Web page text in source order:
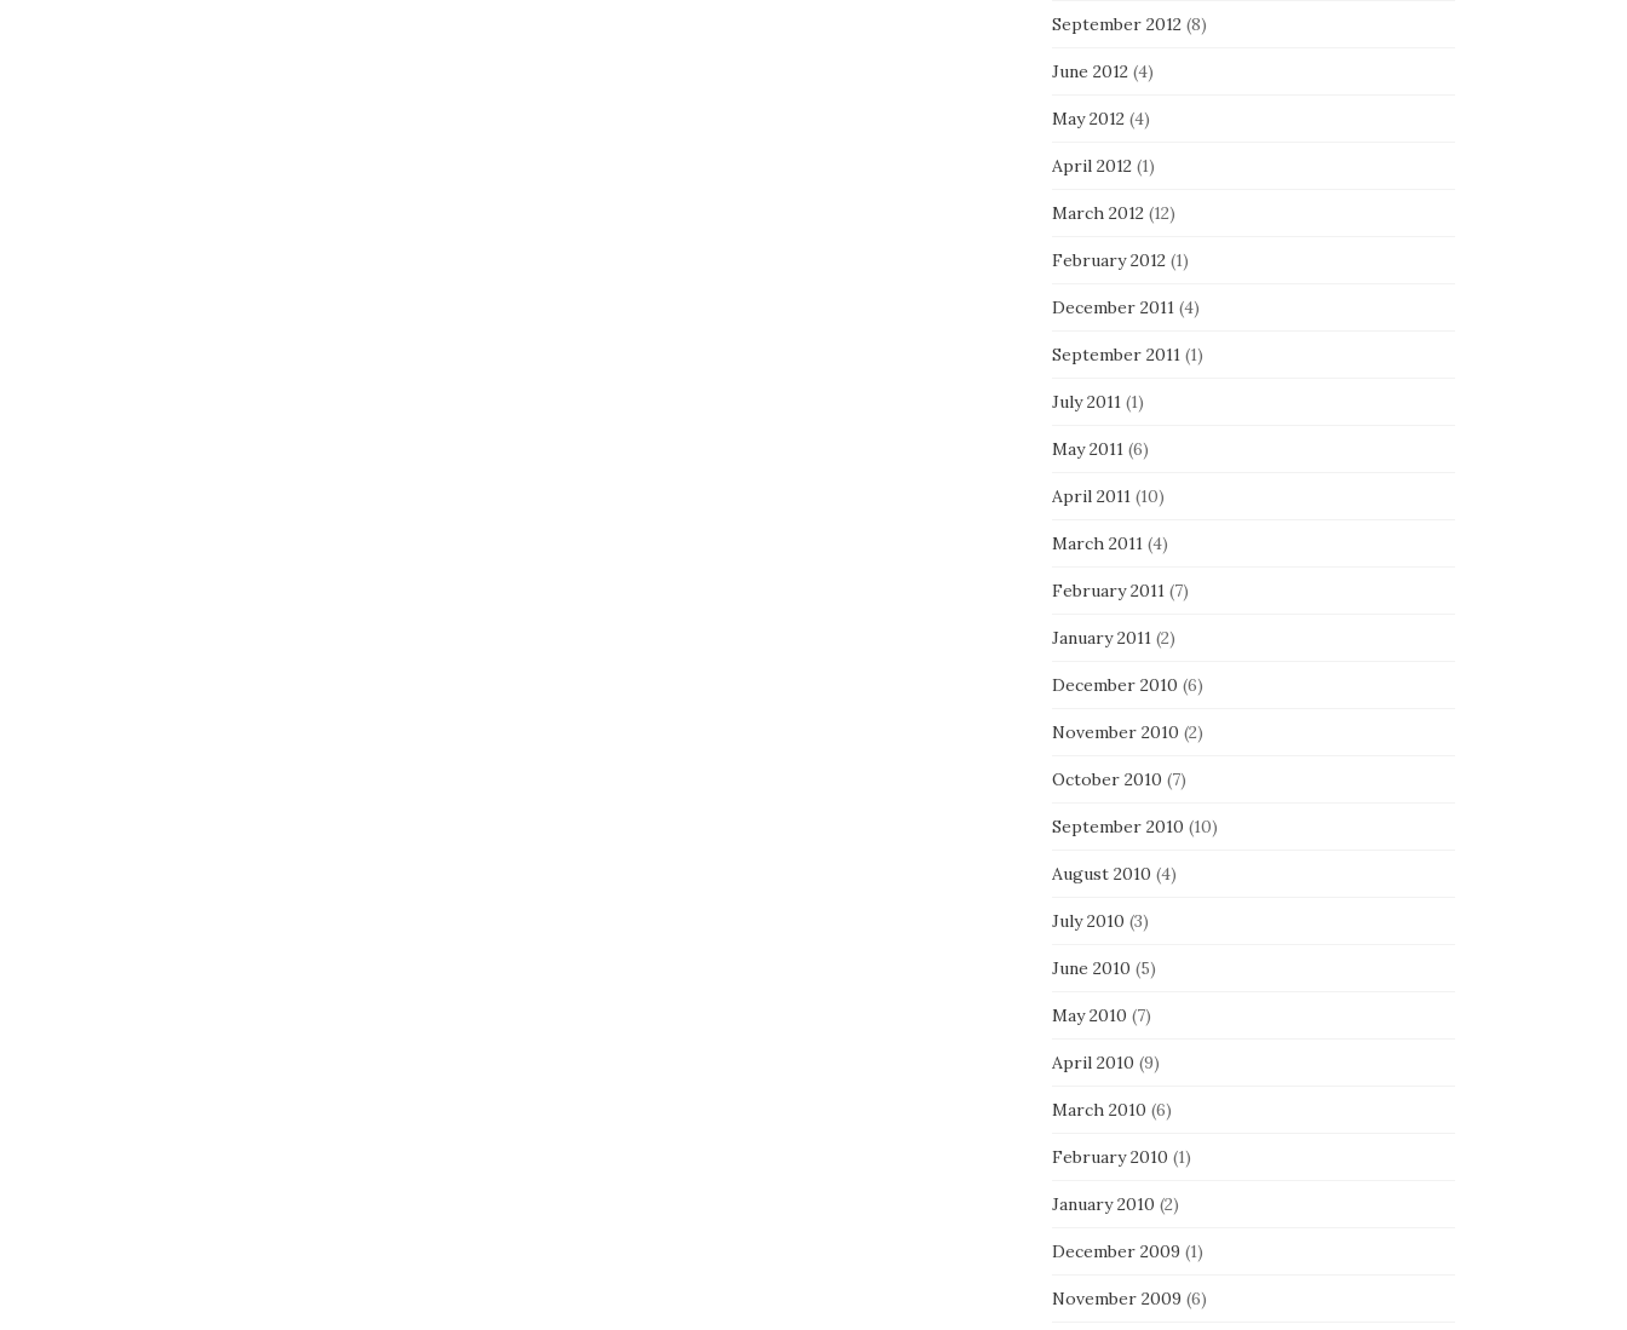
September 2012(8)
June 2012(4)
May 2012(4)
April 2012(1)
March 2012(12)
February 2012(1)
December 2011(4)
September 2011(1)
July 2011(1)
May 2011(6)
April 2011(10)
March 2011(4)
February 2011(7)
January 2011(2)
December 2010 (6)
November 2010 (2)
October 2010 (7)
September 2010 (10)
August 2010 (4)
July 2010 (3)
June 2010 (5)
May 2010 (7)
April 2010 (9)
March 2010 (6)
February 2010 (1)
January 2010 (2)
December 2009 (1)
November 2009 (6)